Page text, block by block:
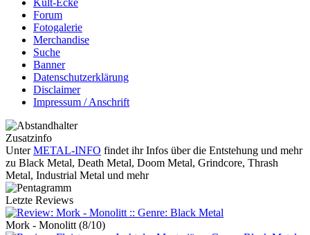
Kult-Ecke
Forum
Fotogalerie
Merchandise
Suche
Banner
Datenschutzerklärung
Disclaimer
Impressum / Anschrift
Zusatzinfo
UnterMETAL-INFO findet ihr Infos über die Entstehung und mehr
zu Black Metal, Death Metal, Doom Metal, Grindcore, Thrash
Metal, Industrial Metal und mehr
Letzte Reviews
Mork - Monolitt (8/10)